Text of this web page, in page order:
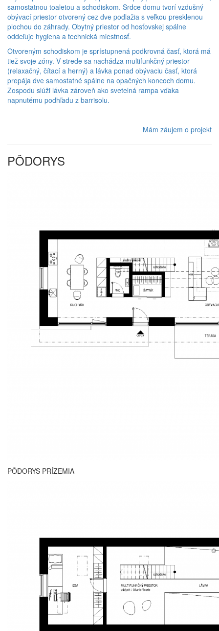
samostatnou toaletou a schodiskom. Srdce domu tvorí vzdušný
obývací priestor otvorený cez dve podlažia s veľkou presklenou
plochou do záhrady. Obytný priestor od hosťovskej spálne
oddeľuje hygiena a technická miestnosť.
Otvoreným schodiskom je sprístupnená podkrovná časť, ktorá má
tiež svoje zóny. V strede sa nachádza multifunkčný priestor
(relaxačný, čítací a herný) a lávka ponad obývaciu časť, ktorá
prepája dve samostatné spálne na opačných koncoch domu.
Zospodu slúži lávka zároveň ako svetelná rampa vďaka
napnutému podhľadu z barrisolu.
Mám záujem o projekt
PÔDORYS
PÔDORYS PRÍZEMIA